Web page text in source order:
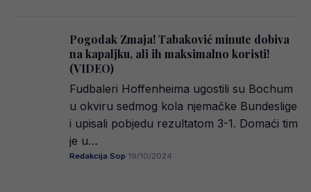
Pogodak Zmaja! Tabaković minute dobiva
na kapaljku, ali ih maksimalno koristi!
(VIDEO)
Fudbaleri Hoffenheima ugostili su Bochum
u okviru sedmog kola njemačke Bundeslige
i upisali pobjedu rezultatom 3-1. Domaći tim
je u…
Redakcija Sop·19/10/2024